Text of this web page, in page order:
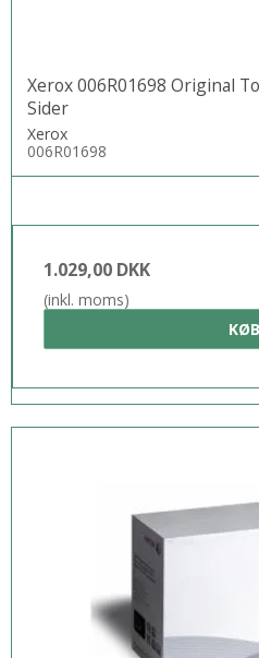
Xerox 006R01698 Original
Sider
Xerox
006R01698
1.029,00 DKK
(inkl. moms)
KØB